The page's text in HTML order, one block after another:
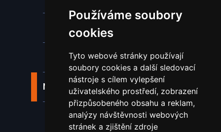
Používáme soubory
cookies
Tyto webové stránky používají
soubory cookies a další sledovací
nástroje s cílem vylepšení
uživatelského prostředí, zobrazení
přizpůsobeného obsahu a reklam,
analýzy návštěvnosti webových
stránek a zjištění zdroje
Nástroje pro ohraňovací lisy
Spotřební materiál a nástroje
Náhradní díly pro vodní paprsek
Laserové svařování